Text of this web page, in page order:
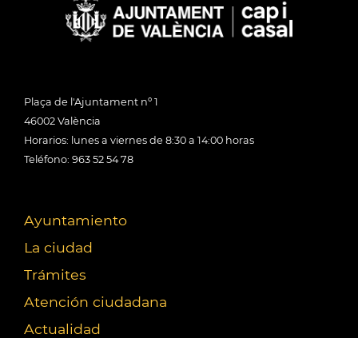
Plaça de l'Ajuntament nº 1
46002 València
Horarios: lunes a viernes de 8:30 a 14:00 horas
Teléfono: 963 52 54 78
Ayuntamiento
La ciudad
Trámites
Atención ciudadana
Actualidad